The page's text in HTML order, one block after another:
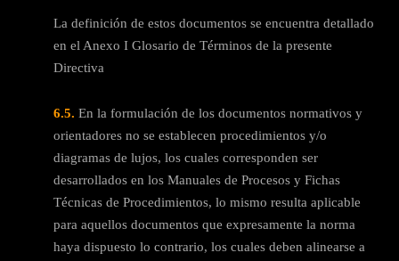
La definición de estos documentos se encuentra detallado
en el Anexo I Glosario de Términos de la presente
Directiva
6.5. En la formulación de los documentos normativos y
orientadores no se establecen procedimientos y/o
diagramas de lujos, los cuales corresponden ser
desarrollados en los Manuales de Procesos y Fichas
Técnicas de Procedimientos, lo mismo resulta aplicable
para aquellos documentos que expresamente la norma
haya dispuesto lo contrario, los cuales deben alinearse a